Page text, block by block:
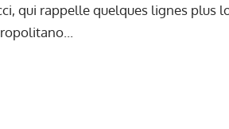
qui rappelle quelques lignes plus